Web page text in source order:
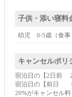
子供・添い寝料
幼児 0-5歳（食事
キャンセルポリ
宿泊日の【2日前
宿泊日の【前日
20%がキャンセル料